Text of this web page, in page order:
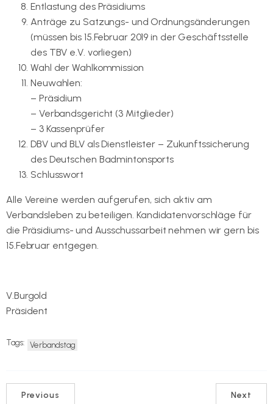
Entlastung des Präsidiums
Anträge zu Satzungs- und Ordnungsänderungen
(müssen bis 15.Februar 2019 in der Geschäftsstelle
des TBV e.V. vorliegen)
Wahl der Wahlkommission
Neuwahlen:
– Präsidium
– Verbandsgericht (3 Mitglieder)
– 3 Kassenprüfer
DBV und BLV als Dienstleister – Zukunftssicherung
des Deutschen Badmintonsports
Schlusswort
Alle Vereine werden aufgerufen, sich aktiv am
Verbandsleben zu beteiligen. Kandidatenvorschläge für
die Präsidiums- und Ausschussarbeit nehmen wir gern bis
15.Februar entgegen.
V.Burgold
Präsident
Tags: Verbandstag
Previous Next